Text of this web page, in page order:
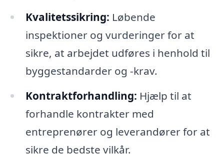
Kvalitetssikring: Løbende
inspektioner og vurderinger for at
sikre, at arbejdet udføres i henhold til
byggestandarder og -krav.
Kontraktforhandling: Hjælp til at
forhandle kontrakter med
entreprenører og leverandører for at
sikre de bedste vilkår.